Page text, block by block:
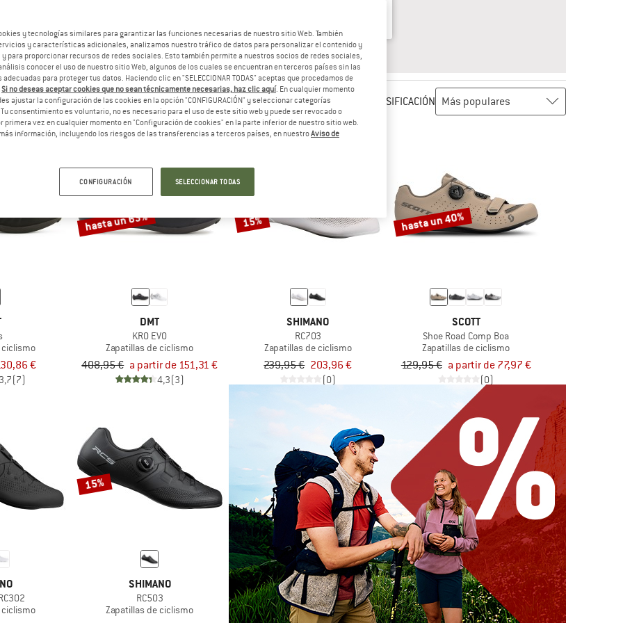
RESPUESTA
HOMBRE RESPUESTA
NIÑO
CLASIFICACIÓN
€
3,7(7)
hasta un 63%
DMT
KR0 EVO
Zapatillas de ciclismo
408,95 € a partir de 151,31 €
4,3(3)
15%
SHIMANO
RC703
Zapatillas de ciclismo
239,95 € 203,96 €
(0)
hasta un 40%
SCOTT
Shoe Road Comp Boa
Zapatillas de ciclismo
129,95 € a partir de 77,97 €
(0)
15%
SHIMANO
RC503
Zapatillas de ciclismo
y tecnologías similares para garantizar las funciones necesarias de nuestro sitio Web. También
y características adicionales, analizamos nuestro tráfico de datos para personalizar el contenido y
y para proporcionar recursos de redes sociales. Esto también permite a nuestros socios de redes sociales,
conocer el uso de nuestro sitio Web, algunos de los cuales se encuentran en terceros países sin las
para proteger tus datos. Haciendo clic en "SELECCIONAR TODAS" aceptas que procedamos de
Si no deseas aceptar cookies que no sean técnicamente necesarias, haz clic aquí. En cualquier momento
ajustar la configuración de las cookies en la opción "CONFIGURACIÓN" y seleccionar categorías
consentimiento es voluntario, no es necesario para el uso de este sitio web y puede ser revocado o
primera vez en cualquier momento en "Configuración de cookies" en la parte inferior de nuestro sitio web.
información, incluyendo los riesgos de las transferencias a terceros países, en nuestroAviso de
CONFIGURACIÓN SELECCIONAR TODAS